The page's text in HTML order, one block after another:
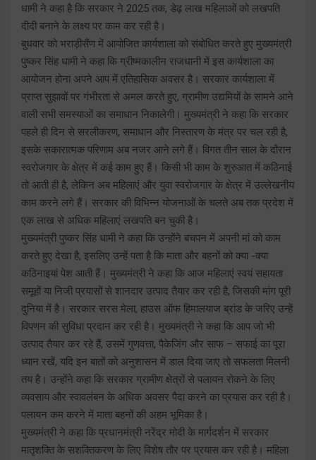
धामी ने कहा है कि सरकार ने 2025 तक, डेढ़ लाख महिलाओं को लखपति
दीदी बनाने के लक्ष्य पर काम कर रही है।
बुधवार को भराड़ीसैंण में आयोजित कार्यशाला को संबोधित करते हुए मुख्यमंत्री
पुष्कर सिंह धामी ने कहा कि ग्रीष्मकालीन राजधानी में इस कार्यशाला का
आयोजन होना अपने आप में एतिहासिक अवसर है। सरकार कार्यशाला में
प्राप्त सुझावों पर गंभीरता से अमल करते हुए, ग्रामीण उद्यमियों के सामने आने
वाली सभी समस्याओं का समाधान निकालेगी। मुख्यमंत्री ने कहा कि सरकार
पहले ही दिन से सरलीकरण, समाधान और निस्तारण के मंत्र पर चल रही है,
इसके सकारात्मक परिणाम अब नजर आने लगे हैं। विगत तीन साल के दौरान
स्वरोजगार के क्षेत्र में कई काम हुए हैं। किसी भी काम के शुरुआत में कठिनाई
तो आती ही है, लेकिन अब महिलाएं और युवा स्वरोजगार के क्षेत्र में उल्लेखनीय
काम करने लगे हैं। सरकार की विभिन्न योजनाओं के चलते अब तक प्रदेश में
एक लाख से अधिक महिलाएं लखपति बन चुकी है।
मुख्यमंत्री पुष्कर सिंह धामी ने कहा कि उन्होंने बचपन में अपनी मां को काम
करते हुए देखा है, इसलिए उन्हें पता है कि माता और बहनों को क्या -क्या
कठिनाइयां पेश आती हैं। मुख्यमंत्री ने कहा कि आज महिलाएं स्वयं सहायता
समूहों या निजी प्रयासों से शानदार उत्पाद तैयार कर रही है, जिसकी मांग पूरी
दुनिया में है। सरकार सरस मेला, हाउस ऑफ हिमालयाज ब्रांड के जरिए उन्हें
विपणन की सुविधा प्रदान कर रही है। मुख्यमंत्री ने कहा कि आप जो भी
उत्पाद तैयार कर रहे हैं, उसमें गुणवत्ता, पैकेजिंग और साफ – सफाई का पूरा
ध्यान रखें, यदि इन बातों को अनुशासन में डाल दिया जाए तो सफलता मिलनी
तय है। उन्होंने कहा कि सरकार ग्रामीण क्षेत्रों से पलायन रोकने के लिए
व्यवसाय और स्वावलंबन के अधिक अवसर पैदा करने का प्रयास कर रही है।
पलायन कम करने में माता बहनों की अहम भूमिका है।
मुख्यमंत्री ने कहा कि प्रधानमंत्री नरेंद्र मोदी के मार्गदर्शन में सरकार
मातृशक्ति के सशक्तिकरण के लिए विशेष तौर पर प्रयास कर रही है। महिला